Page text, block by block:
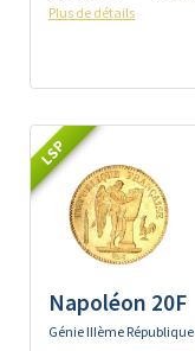
Plus de détails
LSP
Napoléon 20F
Génie IIIème République